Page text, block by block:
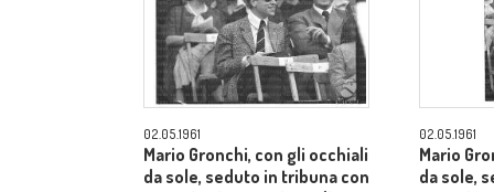
02.05.1961
Mario Gronchi, con gli occhiali
da sole, seduto in tribuna con
02.05.1961
Mario
da sole,